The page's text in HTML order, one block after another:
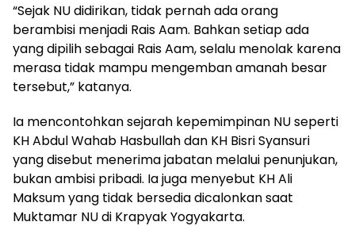
“Sejak NU didirikan, tidak pernah ada orang
berambisi menjadi Rais Aam. Bahkan setiap ada
yang dipilih sebagai Rais Aam, selalu menolak karena
merasa tidak mampu mengemban amanah besar
tersebut,” katanya.
Ia mencontohkan sejarah kepemimpinan NU seperti
KH Abdul Wahab Hasbullah dan KH Bisri Syansuri
yang disebut menerima jabatan melalui penunjukan,
bukan ambisi pribadi. Ia juga menyebut KH Ali
Maksum yang tidak bersedia dicalonkan saat
Muktamar NU di Krapyak Yogyakarta.